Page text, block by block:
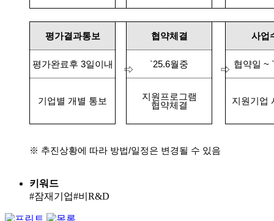
평가결과통보
⇨
협약체결
⇨
사업
평가완료후 3일이내 `25.6월중 협약일 ~
기업별 개별 통보
지원프로그램
협약체결
지원기업
※ 추진상황에 따라 방법/일정은 변경될 수 있음
키워드
#잠재기업#비R&D